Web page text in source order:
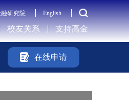
研究院 English
校友关系 支持高金
在线申请